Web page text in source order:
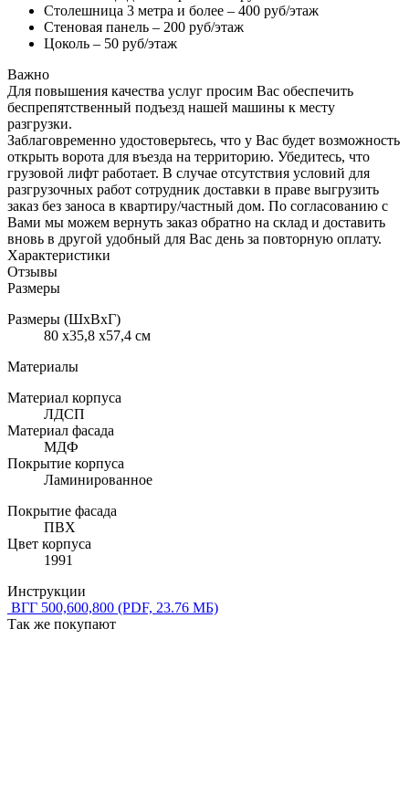
Столешница 3 метра и более – 400 руб/этаж
Стеновая панель – 200 руб/этаж
Цоколь – 50 руб/этаж
Важно
Для повышения качества услуг просим Вас обеспечить
беспрепятственный подъезд нашей машины к месту
разгрузки.
Заблаговременно удостоверьтесь, что у Вас будет возможность
открыть ворота для въезда на территорию. Убедитесь, что
грузовой лифт работает. В случае отсутствия условий для
разгрузочных работ сотрудник доставки в праве выгрузить
заказ без заноса в квартиру/частный дом. По согласованию с
Вами мы можем вернуть заказ обратно на склад и доставить
вновь в другой удобный для Вас день за повторную оплату.
Характеристики
Отзывы
Размеры
Размеры (ШхВхГ)
80 x35,8 x57,4 см
Материалы
Материал корпуса
ЛДСП
Материал фасада
МДФ
Покрытие корпуса
Ламинированное
Покрытие фасада
ПВХ
Цвет корпуса
1991
Инструкции
ВГГ 500,600,800 (PDF, 23.76 МБ)
Так же покупают